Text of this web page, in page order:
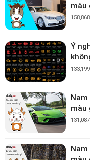
màu
158,868
Ý
133,199
màu
131,087